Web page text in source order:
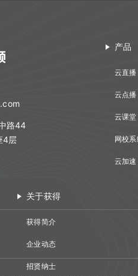
路44
4层
产品
云直播
云点播
云课堂
网校
云加速
关于获得
获得简介
企业动态
招贤纳士